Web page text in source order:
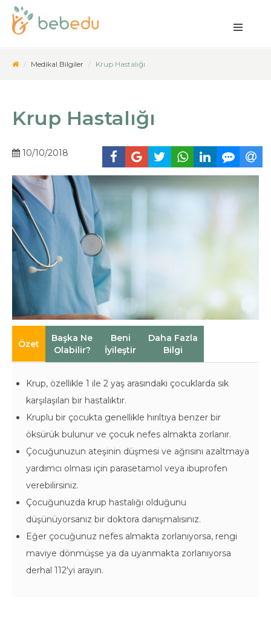
Medikal Bilgiler Krup Hastalığı
Krup Hastalığı
10/10/2018
Özet
Başka Ne
Olabilir?
Beni
İyileştir
Daha Fazla
Bilgi
Krup, özellikle 1 ile 2 yaş arasındaki çocuklarda sık
karşılaşılan bir hastalıktır.
Kruplu bir çocukta genellikle hırıltıya benzer bir
öksürük bulunur ve çocuk nefes almakta zorlanır.
Çocuğunuzun ateşinin düşmesi ve ağrısını azaltmaya
yardımcı olması için parasetamol veya ibuprofen
verebilirsiniz.
Çocuğunuzda krup hastalığı olduğunu
düşünüyorsanız bir doktora danışmalısınız.
Eğer çocuğunuz nefes almakta zorlanıyorsa, rengi
maviye dönmüşse ya da uyanmakta zorlanıyorsa
derhal 112'yi arayın.